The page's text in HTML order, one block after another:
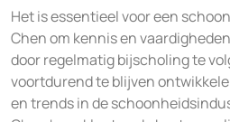
Het is essentieel voor een
Chen om kennis en
door regelmatig bijscholing te
voortdurend te blijven
en trends in de